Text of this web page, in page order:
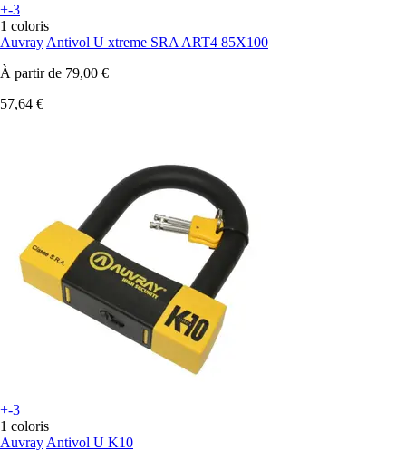
+-3
1 coloris
Auvray Antivol U xtreme SRA ART4 85X100
À partir de 79,00 €
57,64 €
+-3
1 coloris
Auvray Antivol U K10